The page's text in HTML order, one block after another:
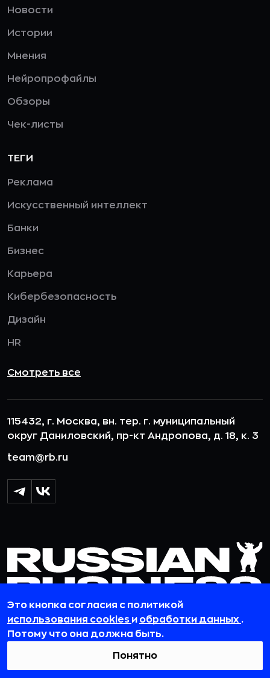
Новости
Истории
Мнения
Нейропрофайлы
Обзоры
Чек-листы
ТЕГИ
Реклама
Искусственный интеллект
Банки
Бизнес
Карьера
Кибербезопасность
Дизайн
HR
Смотреть все
115432, г. Москва, вн. тер. г. муниципальный
округ Даниловский, пр-кт Андропова, д. 18, к. 3
team@rb.ru
© 2012-2026 ООО «РБточкаРУ». ИНН 7729703526, КПП 772501001,
Это кнопка согласия с политикой
использования cookies и обработки данных .
Потому что она должна быть.
Понятно